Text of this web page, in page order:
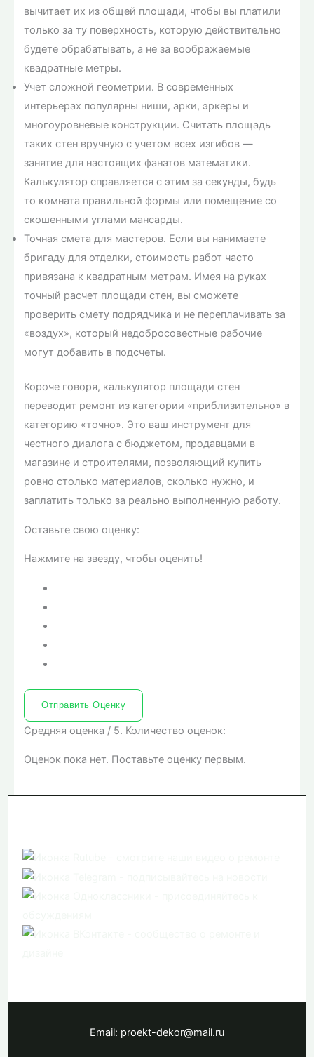
вычитает их из общей площади, чтобы вы платили
только за ту поверхность, которую действительно
будете обрабатывать, а не за воображаемые
квадратные метры.
Учет сложной геометрии. В современных
интерьерах популярны ниши, арки, эркеры и
многоуровневые конструкции. Считать площадь
таких стен вручную с учетом всех изгибов —
занятие для настоящих фанатов математики.
Калькулятор справляется с этим за секунды, будь
то комната правильной формы или помещение со
скошенными углами мансарды.
Точная смета для мастеров. Если вы нанимаете
бригаду для отделки, стоимость работ часто
привязана к квадратным метрам. Имея на руках
точный расчет площади стен, вы сможете
проверить смету подрядчика и не переплачивать за
«воздух», который недобросовестные рабочие
могут добавить в подсчеты.
Короче говоря, калькулятор площади стен
переводит ремонт из категории «приблизительно» в
категорию «точно». Это ваш инструмент для
честного диалога с бюджетом, продавцами в
магазине и строителями, позволяющий купить
ровно столько материалов, сколько нужно, и
заплатить только за реально выполненную работу.
Оставьте свою оценку:
Нажмите на звезду, чтобы оценить!
Отправить Оценку
Средняя оценка / 5. Количество оценок:
Оценок пока нет. Поставьте оценку первым.
Email: proekt-dekor@mail.ru